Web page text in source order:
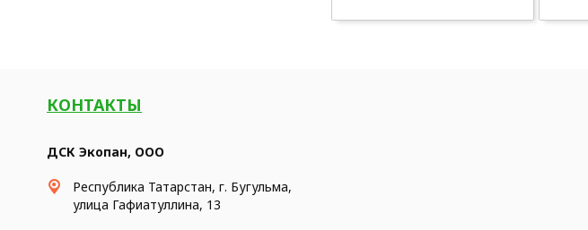
КОНТАКТЫ
ДСК Экопан, ООО
Республика Татарстан, г. Бугульма,
улица Гафиатуллина, 13